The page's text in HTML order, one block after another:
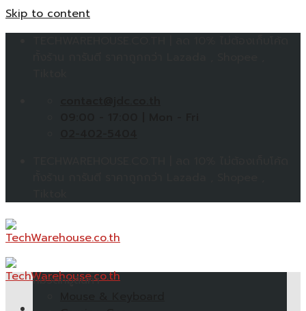
Skip to content
หมวดหมู่สินค้า